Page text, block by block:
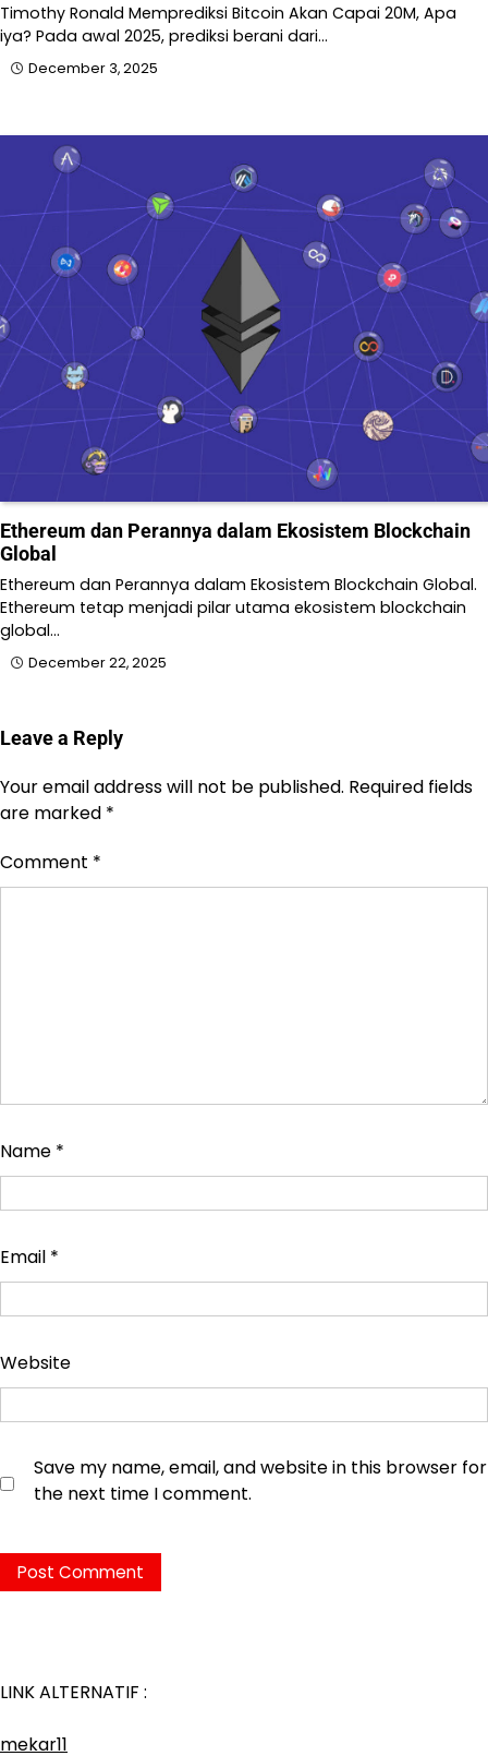
Timothy Ronald Memprediksi Bitcoin Akan Capai 20M, Apa
iya? Pada awal 2025, prediksi berani dari…
December 3, 2025
Ethereum dan Perannya dalam Ekosistem Blockchain
Global
Ethereum dan Perannya dalam Ekosistem Blockchain Global.
Ethereum tetap menjadi pilar utama ekosistem blockchain
global…
December 22, 2025
Leave a Reply
Your email address will not be published. Required fields
are marked *
Comment *
Name *
Email *
Website
Save my name, email, and website in this browser for
the next time I comment.
LINK ALTERNATIF :
mekar11